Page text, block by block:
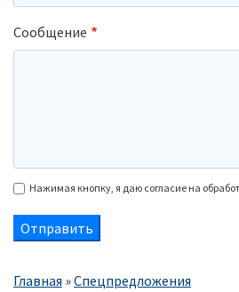
Сообщение
Нажимая кнопку, я даю согласие на
Строка
Главная Спецпредложения